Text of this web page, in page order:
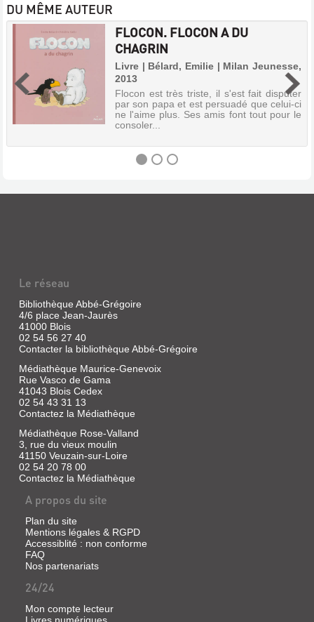
DU MÊME AUTEUR
FLOCON. FLOCON A DU
CHAGRIN
Livre | Bélard, Emilie | Milan Jeunesse,
2013
Flocon est très triste, il s'est fait disputer
par son papa et est persuadé que celui-ci
ne l'aime plus. Ses amis font tout pour le
consoler...
Livre
Bélard,
Emilie
Milan
Jeunesse,
2013
Flocon
est
très
il
s'est
fait
disputer
par
papa
est
persuadé
que
celui-
ne
l'aime
plus.
Ses
amis
Le réseau
Bibliothèque Abbé-Grégoire
4/6 place Jean-Jaurès
41000 Blois
02 54 56 27 40
Contacter la bibliothèque Abbé-Grégoire
Médiathèque Maurice-Genevoix
Rue Vasco de Gama
41043 Blois Cedex
02 54 43 31 13
Contactez la Médiathèque
Médiathèque Rose-Valland
3, rue du vieux moulin
41150 Veuzain-sur-Loire
02 54 20 78 00
Contactez la Médiathèque
A propos du site
Plan du site
Mentions légales & RGPD
Accessiblité : non conforme
FAQ
Nos partenariats
24/24
Mon compte lecteur